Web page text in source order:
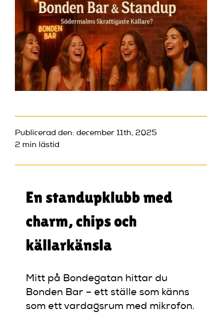
Publicerad den: december 11th, 2025
2 min lästid
En standupklubb med
charm, chips och
källarkänsla
Mitt på Bondegatan hittar du
Bonden Bar – ett ställe som känns
som ett vardagsrum med mikrofon.